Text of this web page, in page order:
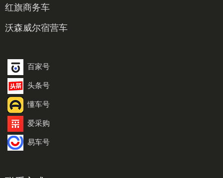
红旗商务车
沃森威尔宿营车
百家号
头条号
懂车号
爱采购
易车号